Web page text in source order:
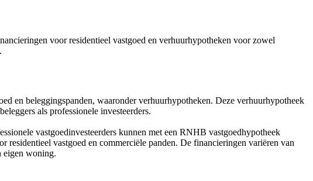
voor residentieel vastgoed en verhuurhypotheken voor zowel
en beleggingspanden, waaronder verhuurhypotheken. Deze verhuurhypotheek
als professionele investeerders.
vastgoedinvesteerders kunnen met een RNHB vastgoedhypotheek
vastgoed en commerciële panden. De financieringen variëren van
eigen woning.